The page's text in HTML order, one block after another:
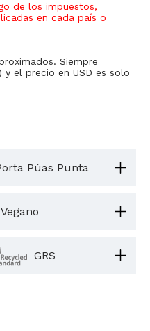
de los impuestos,
en cada país o
Siempre
y el precio en USD es solo
Púas Punta
Vegano
GRS